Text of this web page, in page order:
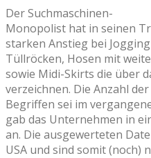
Der Suchmaschinen-
Monopolist hat in seinen
starken Anstieg bei
Tüllröcken, Hosen mit
sowie Midi-Skirts die über
verzeichnen. Die Anzahl
Begriffen sei im
gab das Unternehmen in
an. Die ausgewerteten
USA und sind somit (noch)